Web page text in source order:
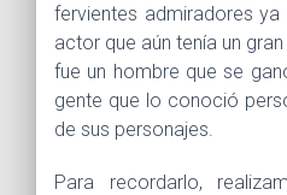
fervientes admiradores
actor que aún tenía un
fue un hombre que se
gente que lo conoció
de sus personajes.
Para recordarlo,